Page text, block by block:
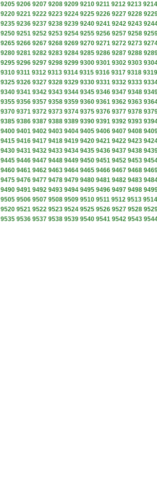
9205 9206 9207 9208 9209 9210 9211 9212 9213 9214
9220 9221 9222 9223 9224 9225 9226 9227 9228
9235 9236 9237 9238 9239 9240 9241 9242 9243
9250 9251 9252 9253 9254 9255 9256 9257 9258
9265 9266 9267 9268 9269 9270 9271 9272 9273
9280 9281 9282 9283 9284 9285 9286 9287 9288
9295 9296 9297 9298 9299 9300 9301 9302 9303
9310 9311 9312 9313 9314 9315 9316 9317 9318 9319
9325 9326 9327 9328 9329 9330 9331 9332 9333
9340 9341 9342 9343 9344 9345 9346 9347 9348
9355 9356 9357 9358 9359 9360 9361 9362 9363
9370 9371 9372 9373 9374 9375 9376 9377 9378
9385 9386 9387 9388 9389 9390 9391 9392 9393
9400 9401 9402 9403 9404 9405 9406 9407 9408
9415 9416 9417 9418 9419 9420 9421 9422 9423
9430 9431 9432 9433 9434 9435 9436 9437 9438
9445 9446 9447 9448 9449 9450 9451 9452 9453
9460 9461 9462 9463 9464 9465 9466 9467 9468
9475 9476 9477 9478 9479 9480 9481 9482 9483
9490 9491 9492 9493 9494 9495 9496 9497 9498
9505 9506 9507 9508 9509 9510 9511 9512 9513 9514
9520 9521 9522 9523 9524 9525 9526 9527 9528
9535 9536 9537 9538 9539 9540 9541 9542 9543